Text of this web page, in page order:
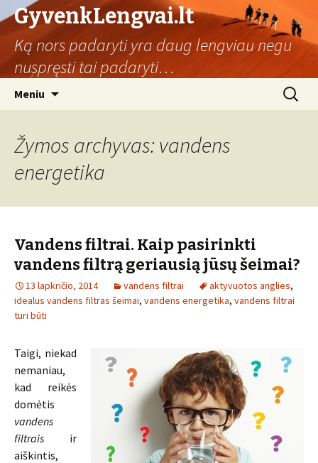
GyvenkLengvai.lt
Ką nors padaryti yra daug lengviau negu
nuspręsti tai padaryti…
Meniu Ieškoti:
Žymos archyvas: vandens
energetika
Vandens filtrai. Kaip pasirinkti
vandens filtrą geriausią jūsų šeimai?
13 lapkričio, 2014 vandens filtrai aktyvuotos anglies,
idealus vandens filtras šeimai, vandens energetika, vandens filtrai
turi būti
Taigi, niekad
nemaniau,
kad reikės
domėtis
vandens
filtrais ir
aiškintis,